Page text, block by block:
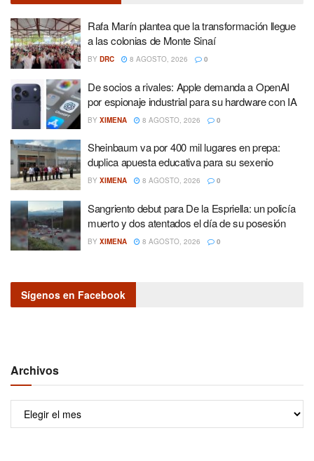
Rafa Marín plantea que la transformación llegue
a las colonias de Monte Sinaí
BY DRC 8 AGOSTO, 2026 0
De socios a rivales: Apple demanda a OpenAI
por espionaje industrial para su hardware con IA
BY XIMENA 8 AGOSTO, 2026 0
Sheinbaum va por 400 mil lugares en prepa:
duplica apuesta educativa para su sexenio
BY XIMENA 8 AGOSTO, 2026 0
Sangriento debut para De la Espriella: un policía
muerto y dos atentados el día de su posesión
BY XIMENA 8 AGOSTO, 2026 0
Sígenos en Facebook
Archivos
Archivos